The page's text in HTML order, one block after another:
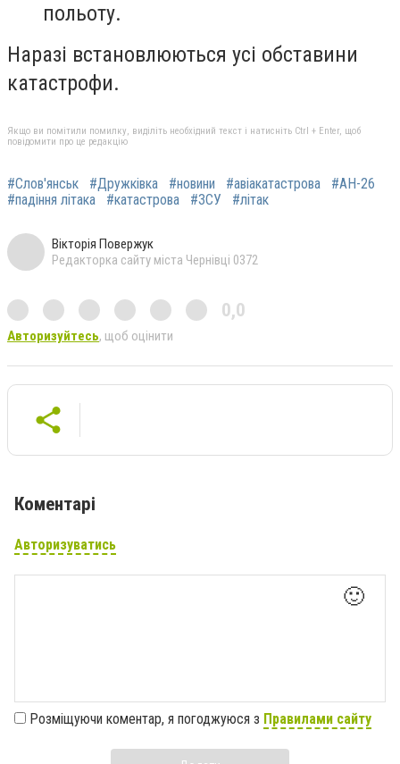
польоту.
Наразі встановлюються усі обставини
катастрофи.
Якщо ви помітили помилку, виділіть необхідний текст і натисніть Ctrl + Enter, щоб
повідомити про це редакцію
#Слов'янськ #Дружківка #новини #авіакатастрова
#АН-26
#падіння літака
#катастрова #ЗСУ #літак
Вікторія Повержук
Редакторка сайту міста Чернівці 0372
0,0
Авторизуйтесь, щоб оцінити
Коментарі
Авторизуватись
🙂
Розміщуючи коментар, я погоджуюся з Правилами сайту